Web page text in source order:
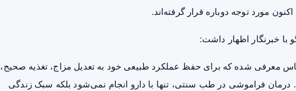
مورد توجه دوباره قرار گرفته‌اند.
خبرنگار اظهار داشت:
معرفی شده که برای حفظ عملکرد طبیعی خود به تعدیل مزاج، تغذیه صحیح،
فراموشی در طب سنتی، تنها با دارو انجام نمی‌شود بلکه سبک زندگی